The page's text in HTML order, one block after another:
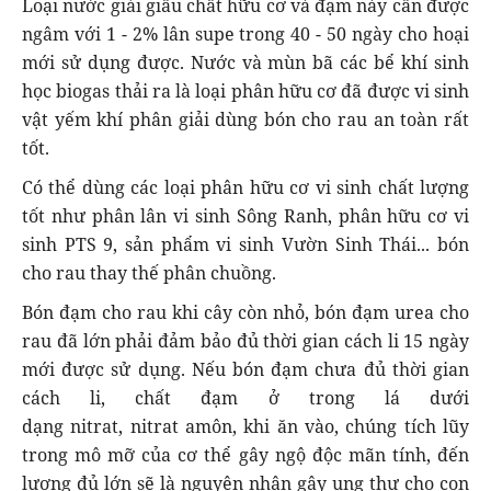
Loạinước giải giầuchất hữu cơ và đạm này cần được
ngâm với 1 - 2% lân supe trong 40 - 50 ngày cho hoại
mới sử dụng được. Nước và mùn bã các bể khí sinh
họcbiogas thải ra là loại phân hữu cơ đã được vi sinh
vật yếm khí phân giải dùng bón cho rau an toàn rất
tốt.
Có thể dùng các loại phân hữu cơ vi sinh chất lượng
tốt như phân lân vi sinh Sông Ranh, phân hữu cơ vi
sinh PTS 9, sản phẩm vi sinh Vườn Sinh Thái... bón
cho rau thay thế phân chuồng.
Bón đạm cho rau khi cây còn nhỏ, bón đạm urea cho
rau đã lớn phải đảm bảo đủ thời gian cách li 15 ngày
mới được sử dụng. Nếu bón đạm chưa đủ thời gian
cách li, chất đạm ở trong lá dưới
dạngnitrat, nitrat amôn, khi ăn vào, chúng tích lũy
trong mô mỡ của cơ thể gây ngộ độcmãn tính, đến
lượng đủ lớn sẽ là nguyên nhân gây ung thư cho con